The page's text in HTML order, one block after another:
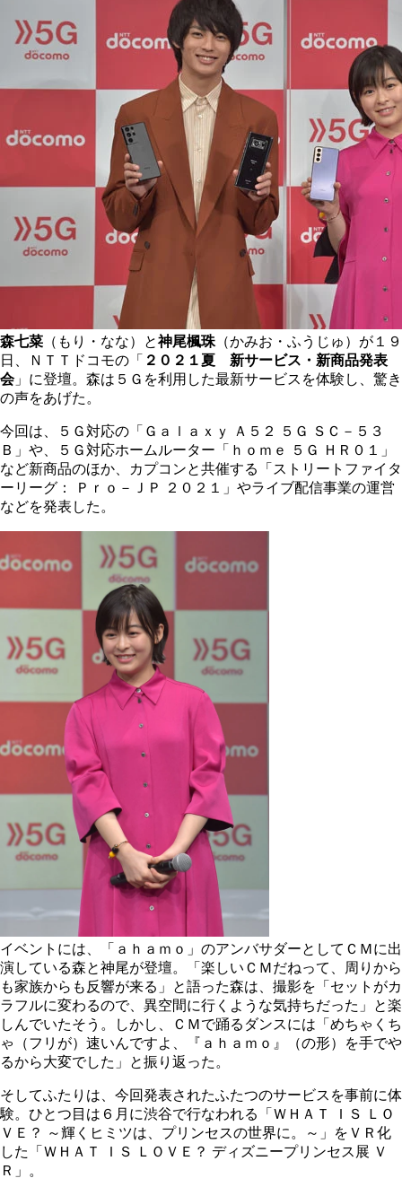
森七菜 （もり・なな）と神尾楓珠 （かみお・ふうじゅ）が１９
日、ＮＴＴドコモの「 ２０２１夏 新サービス・新商品発表
会」に登壇。森は５Ｇを利用した最新サービスを体験し、驚き
の声をあげた。
今回は、５Ｇ対応の「Ｇａｌａｘｙ Ａ５２ ５Ｇ ＳＣ－５３
Ｂ」や、５Ｇ対応ホームルーター「ｈｏｍｅ ５Ｇ ＨＲ０１」
など新商品のほか、カプコンと共催する「ストリートファイタ
ーリーグ： Ｐｒｏ－ＪＰ ２０２１」やライブ配信事業の運営
などを発表した。
イベントには、「ａｈａｍｏ」のアンバサダーとしてＣＭに出
演している森と神尾が登壇。「楽しいＣＭだねって、周りから
も家族からも反響が来る」と語った森は、撮影を「セットがカ
ラフルに変わるので、異空間に行くような気持ちだった」と楽
しんでいたそう。しかし、ＣＭで踊るダンスには「めちゃくち
ゃ（フリが）速いんですよ、『ａｈａｍｏ』（の形）を手でや
るから大変でした」と振り返った。
そしてふたりは、今回発表されたふたつのサービスを事前に体
験。ひとつ目は６月に渋谷で行なわれる「ＷＨＡＴ ＩＳ ＬＯ
ＶＥ？ ～輝くヒミツは、プリンセスの世界に。～」をＶＲ化
した「ＷＨＡＴ ＩＳ ＬＯＶＥ？ ディズニープリンセス展 Ｖ
Ｒ」。